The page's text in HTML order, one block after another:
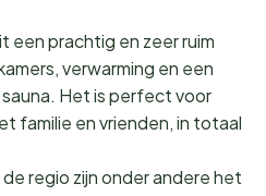
een prachtig en zeer ruim
verwarming en een
Het is perfect voor
familie en vrienden, in totaal
regio zijn onder andere het